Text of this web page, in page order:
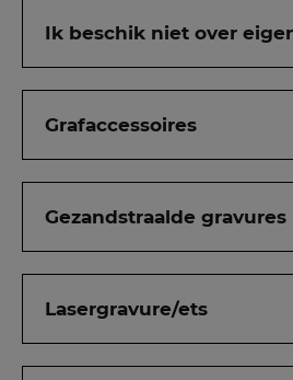
Ik beschik niet over
Grafaccessoires
Gezandstraalde gravures
Lasergravure/ets